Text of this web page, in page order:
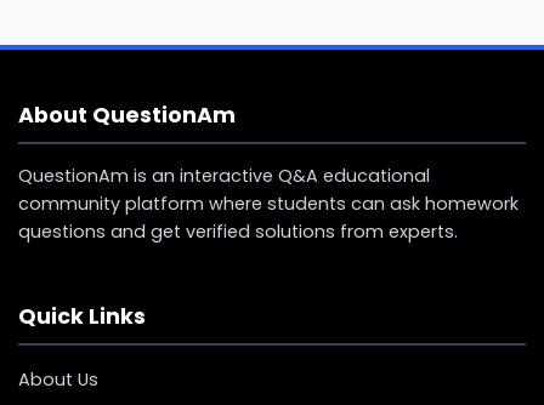
About QuestionAm
QuestionAm is an interactive Q&A educational
community platform where students can ask homework
questions and get verified solutions from experts.
Quick Links
About Us